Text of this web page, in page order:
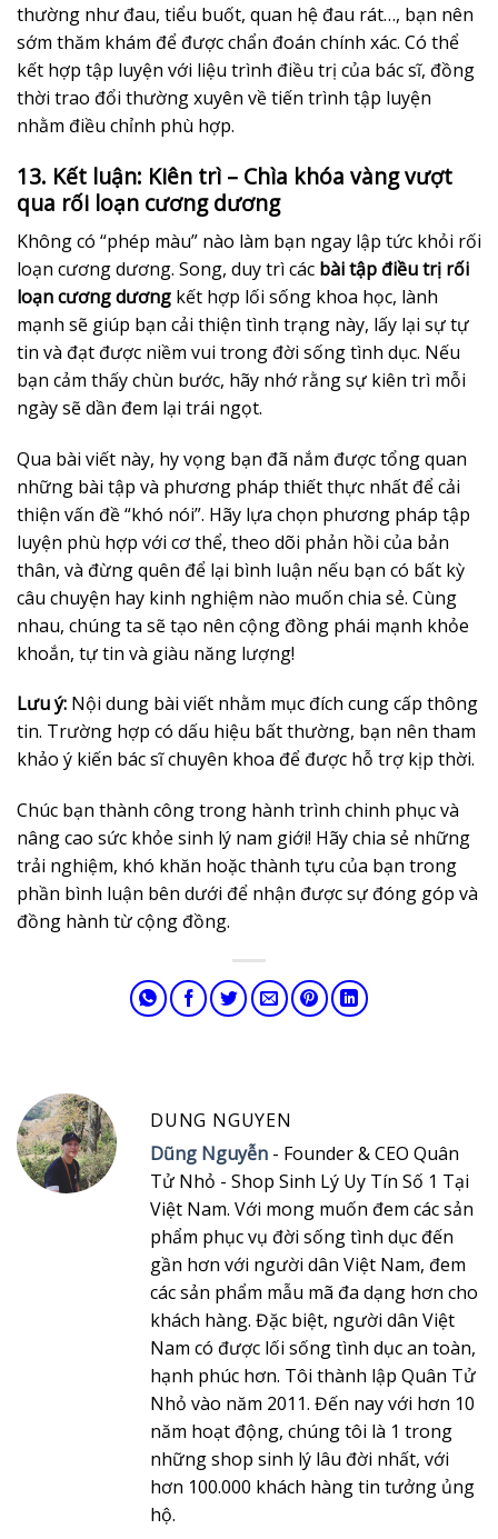
thường như đau, tiểu buốt, quan hệ đau rát…, bạn nên
sớm thăm khám để được chẩn đoán chính xác. Có thể
kết hợp tập luyện với liệu trình điều trị của bác sĩ, đồng
thời trao đổi thường xuyên về tiến trình tập luyện
nhằm điều chỉnh phù hợp.
13. Kết luận: Kiên trì – Chìa khóa vàng vượt
qua rối loạn cương dương
Không có “phép màu” nào làm bạn ngay lập tức khỏi rối
loạn cương dương. Song, duy trì các bài tập điều trị rối
loạn cương dương kết hợp lối sống khoa học, lành
mạnh sẽ giúp bạn cải thiện tình trạng này, lấy lại sự tự
tin và đạt được niềm vui trong đời sống tình dục. Nếu
bạn cảm thấy chùn bước, hãy nhớ rằng sự kiên trì mỗi
ngày sẽ dần đem lại trái ngọt.
Qua bài viết này, hy vọng bạn đã nắm được tổng quan
những bài tập và phương pháp thiết thực nhất để cải
thiện vấn đề “khó nói”. Hãy lựa chọn phương pháp tập
luyện phù hợp với cơ thể, theo dõi phản hồi của bản
thân, và đừng quên để lại bình luận nếu bạn có bất kỳ
câu chuyện hay kinh nghiệm nào muốn chia sẻ. Cùng
nhau, chúng ta sẽ tạo nên cộng đồng phái mạnh khỏe
khoắn, tự tin và giàu năng lượng!
Lưu ý: Nội dung bài viết nhằm mục đích cung cấp thông
tin. Trường hợp có dấu hiệu bất thường, bạn nên tham
khảo ý kiến bác sĩ chuyên khoa để được hỗ trợ kịp thời.
Chúc bạn thành công trong hành trình chinh phục và
nâng cao sức khỏe sinh lý nam giới! Hãy chia sẻ những
trải nghiệm, khó khăn hoặc thành tựu của bạn trong
phần bình luận bên dưới để nhận được sự đóng góp và
đồng hành từ cộng đồng.
DUNG NGUYEN
Dũng Nguyễn - Founder & CEO Quân
Tử Nhỏ - Shop Sinh Lý Uy Tín Số 1 Tại
Việt Nam. Với mong muốn đem các sản
phẩm phục vụ đời sống tình dục đến
gần hơn với người dân Việt Nam, đem
các sản phẩm mẫu mã đa dạng hơn cho
khách hàng. Đặc biệt, người dân Việt
Nam có được lối sống tình dục an toàn,
hạnh phúc hơn. Tôi thành lập Quân Tử
Nhỏ vào năm 2011. Đến nay với hơn 10
năm hoạt động, chúng tôi là 1 trong
những shop sinh lý lâu đời nhất, với
hơn 100.000 khách hàng tin tưởng ủng
hộ.